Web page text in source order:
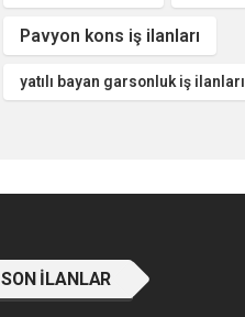
Pavyon kons iş ilanları
yatılı bayan garsonluk iş ilanları
SON İLANLAR